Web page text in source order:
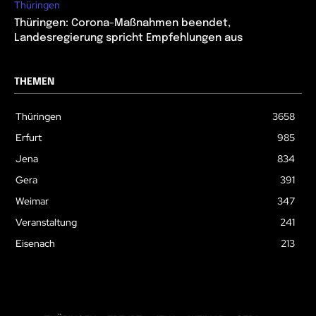
Thüringen
Thüringen: Corona-Maßnahmen beendet,
Landesregierung spricht Empfehlungen aus
THEMEN
Thüringen
3658
Erfurt
985
Jena
834
Gera
391
Weimar
347
Veranstaltung
241
Eisenach
213